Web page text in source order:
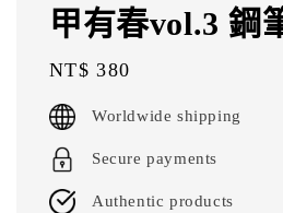
甲有春vol.3 鋼
Regular
price
NT$ 380
Worldwide shipping
Secure payments
Authentic products